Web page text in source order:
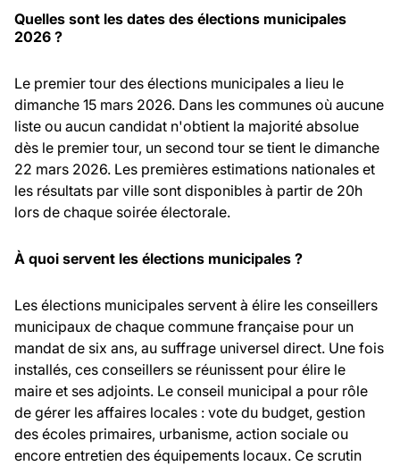
Quelles sont les dates des élections municipales
2026 ?
Le premier tour des élections municipales a lieu le
dimanche 15 mars 2026. Dans les communes où aucune
liste ou aucun candidat n'obtient la majorité absolue
dès le premier tour, un second tour se tient le dimanche
22 mars 2026. Les premières estimations nationales et
les résultats par ville sont disponibles à partir de 20h
lors de chaque soirée électorale.
À quoi servent les élections municipales ?
Les élections municipales servent à élire les conseillers
municipaux de chaque commune française pour un
mandat de six ans, au suffrage universel direct. Une fois
installés, ces conseillers se réunissent pour élire le
maire et ses adjoints. Le conseil municipal a pour rôle
de gérer les affaires locales : vote du budget, gestion
des écoles primaires, urbanisme, action sociale ou
encore entretien des équipements locaux. Ce scrutin